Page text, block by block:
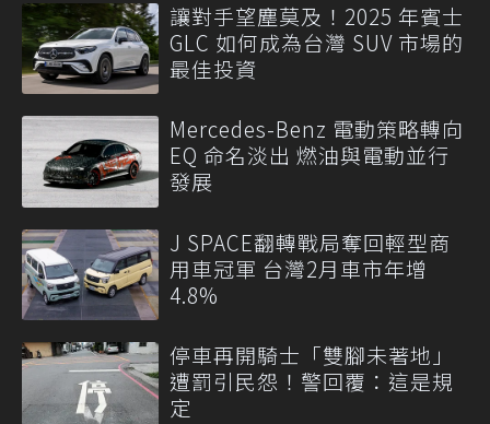
讓對手望塵莫及！2025 年賓士
GLC 如何成為台灣 SUV 市場的
最佳投資
Mercedes-Benz 電動策略轉向
EQ 命名淡出 燃油與電動並行
發展
J SPACE翻轉戰局奪回輕型商
用車冠軍 台灣2月車市年增
4.8%
停車再開騎士「雙腳未著地」
遭罰引民怨！警回覆：這是規
定